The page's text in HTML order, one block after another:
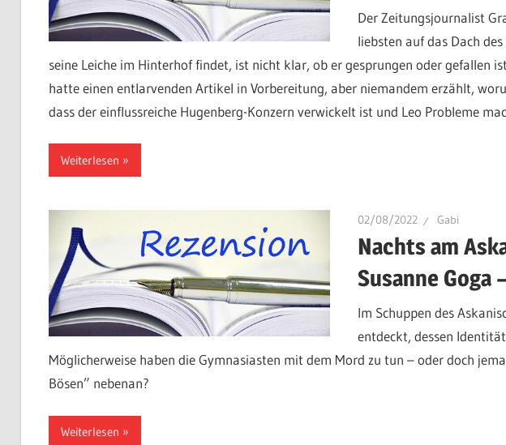
Der Zeitungsjournalist
liebsten auf das Dach
seine Leiche im Hinterhof findet, ist nicht klar, ob er gesprungen oder gefallen
hatte einen entlarvenden Artikel in Vorbereitung, aber niemandem erzählt,
dass der einflussreiche Hugenberg-Konzern verwickelt ist und Leo Probleme
Weiterlesen
02/08/2022 Gabi
Nachts am
Susanne Goga
Im Schuppen des
entdeckt, dessen
Möglicherweise haben die Gymnasiasten mit dem Mord zu tun – oder doch
Bösen” nebenan?
Weiterlesen